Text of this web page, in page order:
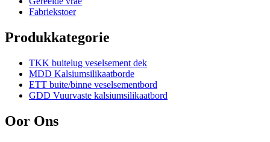
Fabriekstoer
Produkkategorie
TKK buitelug veselsement dek
MDD Kalsiumsilikaatborde
ETT buite/binne veselsementbord
GDD Vuurvaste kalsiumsilikaatbord
Oor Ons